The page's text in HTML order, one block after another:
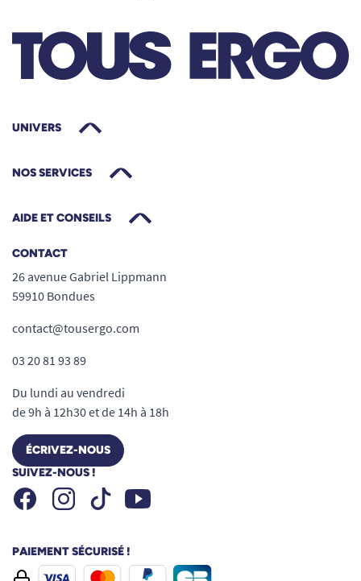
UNIVERS
NOS SERVICES
AIDE ET CONSEILS
CONTACT
26 avenue Gabriel Lippmann
59910 Bondues
contact@tousergo.com
03 20 81 93 89
Du lundi au vendredi
de 9h à 12h30 et de 14h à 18h
ÉCRIVEZ-NOUS
SUIVEZ-NOUS !
FacebookInstagramTiktok Youtube
PAIEMENT SÉCURISÉ !